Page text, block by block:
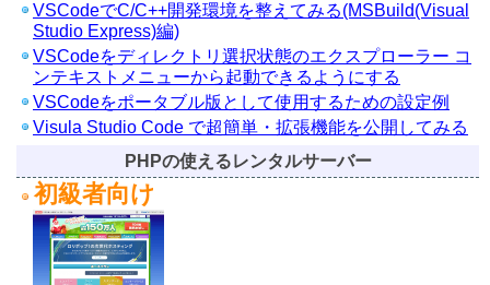
VSCodeでC/C++開発環境を整えてみる(MSBuild(Visual
Studio Express)編)
VSCodeをディレクトリ選択状態のエクスプローラー コ
ンテキストメニューから起動できるようにする
VSCodeをポータブル版として使用するための設定例
Visula Studio Code で超簡単・拡張機能を公開してみる
PHPの使えるレンタルサーバー
初級者向け